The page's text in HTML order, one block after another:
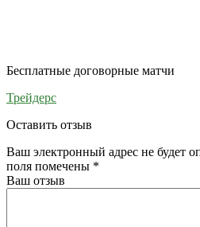
Бесплатные договорные матчи
Трейдерс
Оставить отзыв
Ваш электронный адрес не будет
поля помечены *
Ваш отзыв